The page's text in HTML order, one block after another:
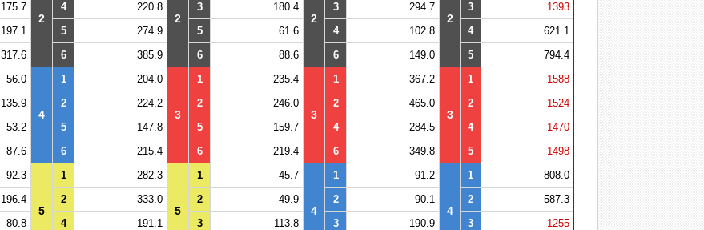
2 2 2 2
175.7 4 220.8 3 180.4 3 294.7 3
1393
197.1 5 274.9 5 61.6 4 102.8 4
621.1
317.6 6 385.9 6 88.6 6 149.0 5 794.4
56.0
4
1 204.0
3
1 235.4
3
1 367.2
3
1
1588
135.9 2 224.2 2 246.0 2 465.0 2
1524
53.2 5 147.8 5 159.7 4 284.5 4
1470
87.6 6 215.4 6 219.4 6 349.8 5 1498
92.3
5
1 282.3
5
1 45.7
4
1 91.2
4
1
808.0
196.4 2 333.0 2 49.9 2 90.1 2
587.3
80.8 4 191.1 3 113.8 3 190.9 3
1255